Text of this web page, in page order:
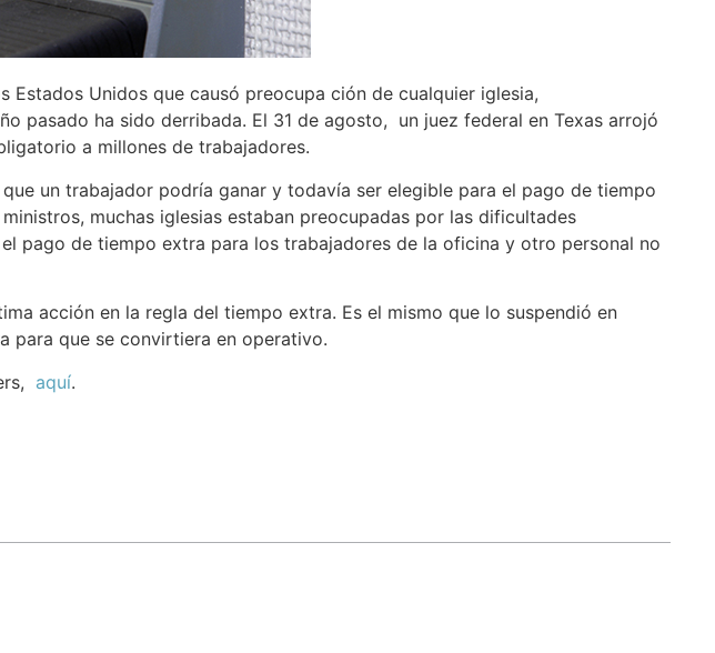
Unidos que causó preocupa ción de cualquier iglesia,
pasado ha sido derribada. El 31 de agosto, un juez federal en Texas arrojó
a millones de trabajadores.
un trabajador podría ganar y todavía ser elegible para el pago de tiempo
muchas iglesias estaban preocupadas por las dificultades
pago de tiempo extra para los trabajadores de la oficina y otro personal no
acción en la regla del tiempo extra. Es el mismo que lo suspendió en
para que se convirtiera en operativo.
aquí.